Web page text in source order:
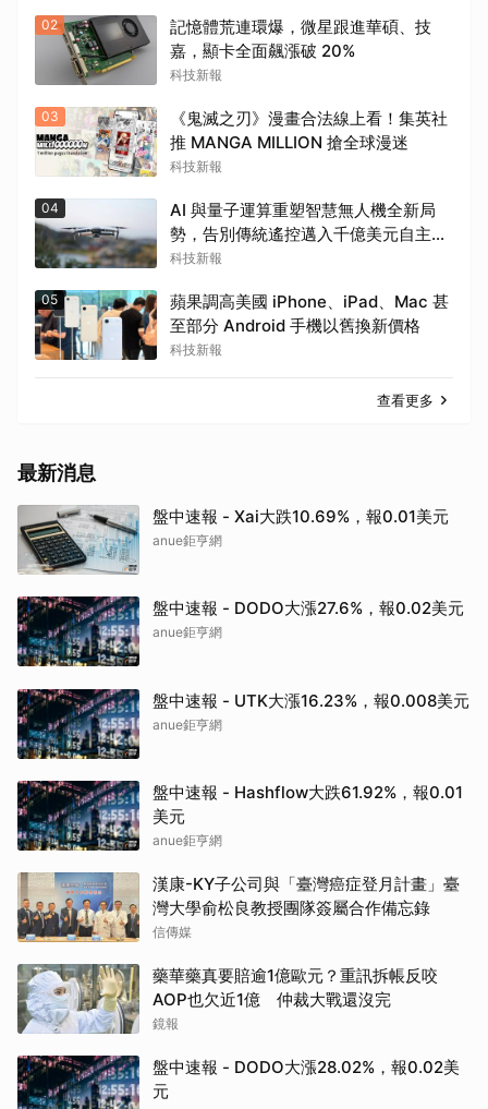
02
記憶體荒連環爆，微星跟進華碩、技
嘉，顯卡全面飆漲破 20%
科技新報
03
《鬼滅之刃》漫畫合法線上看！集英社
推 MANGA MILLION 搶全球漫迷
科技新報
04
AI 與量子運算重塑智慧無人機全新局
勢，告別傳統遙控邁入千億美元自主新
紀元
科技新報
05
蘋果調高美國 iPhone、iPad、Mac 甚
至部分 Android 手機以舊換新價格
科技新報
查看更多
最新消息
盤中速報 - Xai大跌10.69%，報0.01美元
anue鉅亨網
盤中速報 - DODO大漲27.6%，報0.02美元
anue鉅亨網
盤中速報 - UTK大漲16.23%，報0.008美元
anue鉅亨網
盤中速報 - Hashflow大跌61.92%，報0.01
美元
anue鉅亨網
漢康-KY子公司與「臺灣癌症登月計畫」臺
灣大學俞松良教授團隊簽屬合作備忘錄
信傳媒
藥華藥真要賠逾1億歐元？重訊拆帳反咬
AOP也欠近1億 仲裁大戰還沒完
鏡報
盤中速報 - DODO大漲28.02%，報0.02美
元